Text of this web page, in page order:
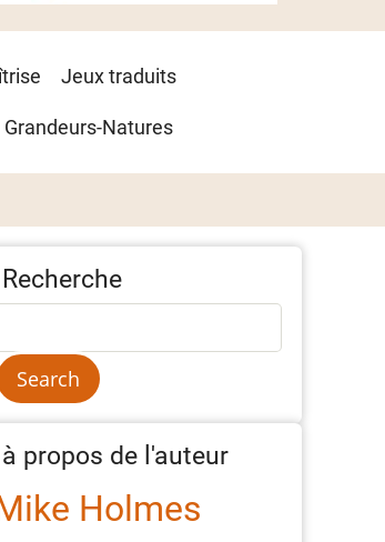
Jeux traduits
Grandeurs-Natures
Recherche
à propos de l'auteur
Holmes